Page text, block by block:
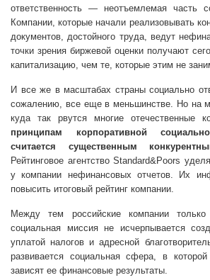
ответственность — неотъемлемая часть
Компании, которые начали реализовывать
документов, достойного труда, ведут
точки зрения биржевой оценки получают
капитализацию, чем те, которые этим не
И все же в масштабах страны социально
сожалению, все еще в меньшинстве. Но на
куда так рвутся многие отечественные
принципам корпоративной
считается существенным
Рейтинговое агентство Standard&Poors
у компании нефинансовых отчетов. Их
повысить итоговый рейтинг компании.
Между тем российские компании только
социальная миссия не исчерпывается
уплатой налогов и адресной
развивается социальная сфера, в
зависят ее финансовые результаты.